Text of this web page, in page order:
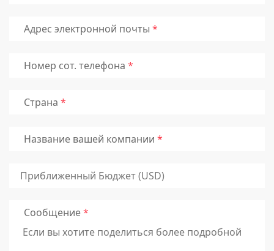
Адрес электронной почты
Номер сот. телефона
Страна
Название вашей компании
Сообщение